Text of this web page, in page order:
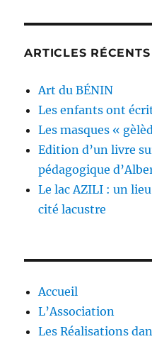
ARTICLES RÉCENTS
Art du BÉNIN
Les enfants ont
Les masques «
Edition d’un livre
pédagogique
Le lac AZILI : un
cité lacustre
Accueil
L’Association
Les Réalisations